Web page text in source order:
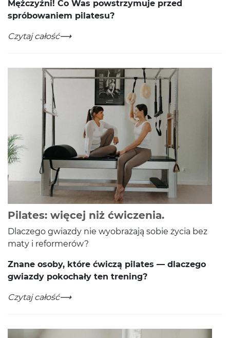
Mężczyźni! Co Was pow­strzy­muje przed
spróbowaniem pilatesu?
PILATES DLA MĘŻCZYZN, NOWA WYJĄTKOWA GRUPA!
-Czytaj całość
Pilates: więcej niż ćwiczenia.-Czytaj
Dlaczego gwiazdy nie wyobrażają sobie życia bez
maty i reformerów?
Znane osoby, które ćwiczą pilates — dlaczego
gwiazdy pokochały ten trening?
Pilates: więcej niż ćwiczenia.
-Czytaj całość